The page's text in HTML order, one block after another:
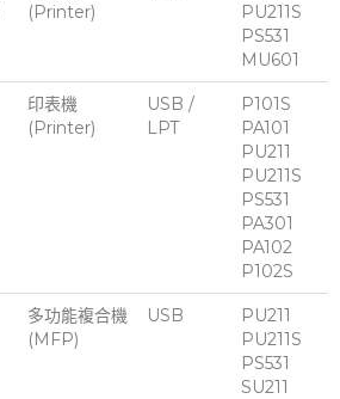
(Printer)
PU211S
PS531
MU601
印表機
(Printer)
USB /
LPT
P101S
PA101
PU211
PU211S
PS531
PA301
PA102
P102S
多功能複合機
(MFP)
USB
PU211
PU211S
PS531
SU211